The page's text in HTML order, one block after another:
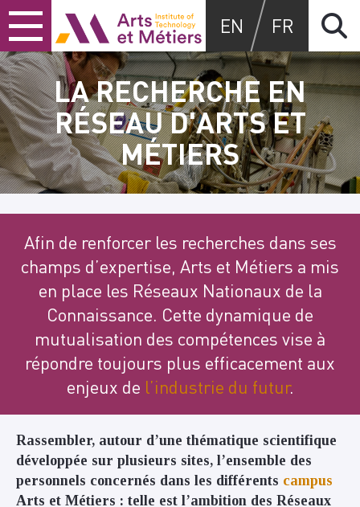
Skip
to
content
Skip
to
main
menu
Skip
to
search
Arts et Métiers School
EN FR
LA RECHERCHE EN
RÉSEAU D'ARTS ET
MÉTIERS
Afin de renforcer les recherches dans ses
champs d’expertise, Arts et Métiers a mis
en place les Réseaux Nationaux de la
Connaissance. Cette dynamique de
mutualisation des compétences vise à
répondre toujours plus efficacement aux
enjeux de l’industrie du futur.
Rassembler, autour d’une thématique scientifique
développée sur plusieurs sites, l’ensemble des
personnels concernés dans les différents campus
Arts et Métiers : telle est l’ambition des Réseaux